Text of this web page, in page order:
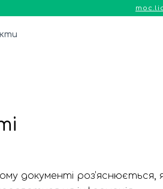
документі роз’яснюється,